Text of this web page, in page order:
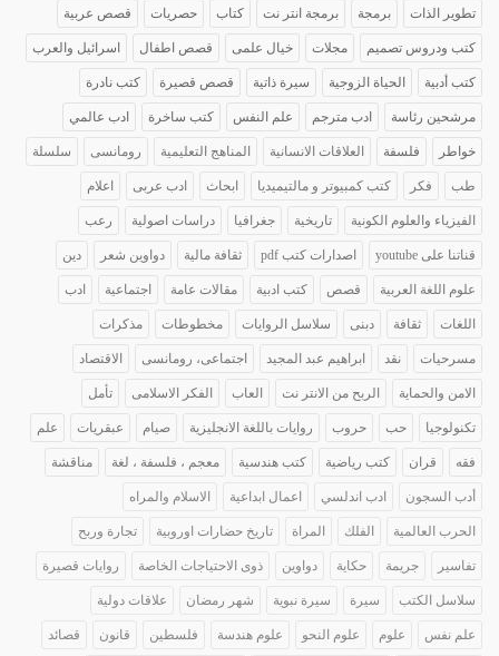
تطوير الذات برمجة برمجة انتر نت كتاب حصريات قصص عربية
كتب ودروس تصميم مجلات خيال علمى قصص اطفال اسرائيل والعرب
كتب أدبية الحياة الزوجية سيرة ذاتية قصص قصيرة كتب نادرة
مرشحين رئاسة ادب مترجم علم النفس كتب ساخرة ادب عالمي
خواطر فلسفة العلاقات الانسانية المناهج التعليمية رومانسى سلسلة
طب فكر كتب كمبيوتر و مالتيميديا ابحاث ادب عربى اعلام
الفيزياء والعلوم الكونية تاريخية جغرافيا دراسات اصولية رعب
قناتنا على youtube اصدارات كتب pdf ثقافة مالية دواوين شعر دين
علوم اللغة العربية قصص كتب ادبية مقالات عامة اجتماعية ادب
اللغات ثقافة دبنى سلاسل الروايات مخطوطات مذكرات
مسرحيات نقد ابراهيم عبد المجيد اجتماعى، رومانسى الاقتصاد
الامن والحماية الربح من الانتر نت العاب الفكر الاسلامى تأمل
تكنولوجيا حب حروب روايات باللغة الانجليزية صيام عبقريات علم
فقه قران كتب رياضية كتب هندسية معجم ، فلسفة ، لغة مناقشة
أدب السجون ادب اندلسي اعمال ابداعية الاسلام والمراه
الحرب العالمية الفلك المراة تاريخ حضارات اوروبية تجارة وربح
تفاسير جريمة حكاية دواوين ذوى الاحتياجات الخاصة روايات قصيرة
سلاسل الكتب سيرة سيرة نبوية شهر رمضان علاقات دولية
علم نفس علوم علوم النحو علوم هندسة فلسطين قانون قصائد